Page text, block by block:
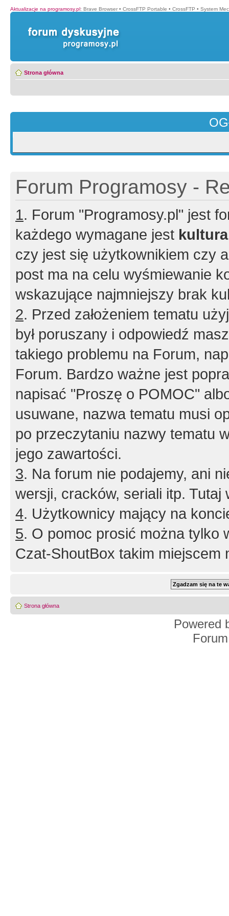
Aktualizacje na programosy.pl: Brave Browser • CrossFTP Portable • CrossFTP • System
Strona główna
Forum Programosy -
1. Forum "Programosy.pl" jest
każdego wymagane jest
czy jest się użytkownikiem czy
post ma na celu wyśmiewanie
wskazujące najmniejszy brak
2. Przed założeniem tematu
był poruszany i odpowiedź
takiego problemu na Forum,
Forum. Bardzo ważne jest
napisać "Proszę o POMOC"
usuwane, nazwa tematu musi
po przeczytaniu nazwy tematu
jego zawartości.
3. Na forum nie podajemy, ani
wersji, cracków, seriali itp. Tutaj
4. Użytkownicy mający na
5. O pomoc prosić można tylko
Czat-ShoutBox takim miejscem
Strona główna
Powered